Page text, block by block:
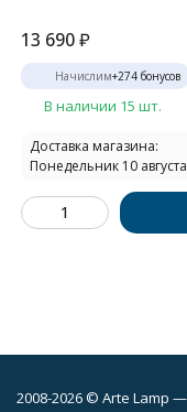
13 690₽
Начислим+274 бонусов
В наличии 15 шт.
Доставка магазина:
Понедельник 10 августа
2008-2026 © Arte Lamp